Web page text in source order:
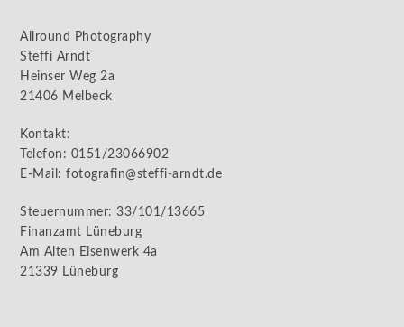
Allround Photography
Steffi Arndt
Heinser Weg 2a
21406 Melbeck
Kontakt:
Telefon: 0151/23066902
E-Mail: fotografin@steffi-arndt.de
Steuernummer: 33/101/13665
Finanzamt Lüneburg
Am Alten Eisenwerk 4a
21339 Lüneburg